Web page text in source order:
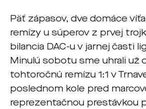
Päť zápasov, dve domáce
remízy u súperov z prvej
bilancia DAC-u v jarnej časti
Minulú sobotu sme uhrali už
tohtoročnú remízu 1:1 v
poslednom kole pred
reprezentačnou prestávkou